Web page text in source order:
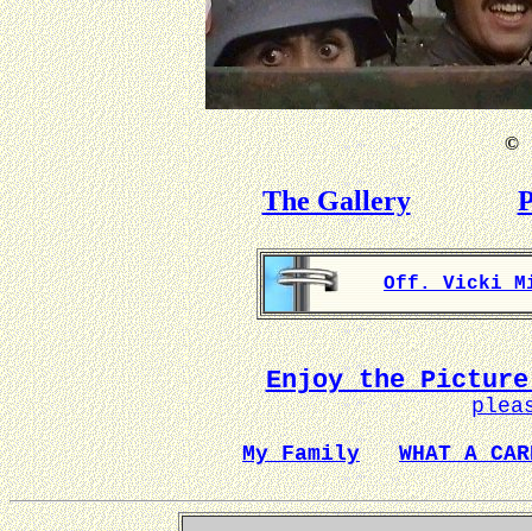
©
The Gallery
Off. Vicki
Enjoy the Picture
My Family
WHAT A